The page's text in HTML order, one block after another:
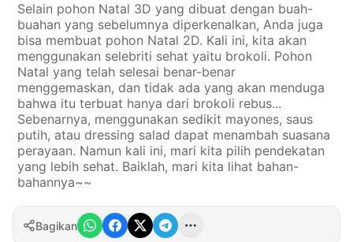
Selain pohon Natal 3D yang dibuat dengan buah-
buahan yang sebelumnya diperkenalkan, Anda juga
bisa membuat pohon Natal 2D. Kali ini, kita akan
menggunakan selebriti sehat yaitu brokoli. Pohon
Natal yang telah selesai benar-benar
menggemaskan, dan tidak ada yang akan menduga
bahwa itu terbuat hanya dari brokoli rebus...
Sebenarnya, menggunakan sedikit mayones, saus
putih, atau dressing salad dapat menambah suasana
perayaan. Namun kali ini, mari kita pilih pendekatan
yang lebih sehat. Baiklah, mari kita lihat bahan-
bahannya~~
Bagikan